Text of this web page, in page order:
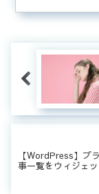
ォースの覚醒 ：
ージへ。フォース
らんことを
【WordPress】プ
事一覧をウィジェ